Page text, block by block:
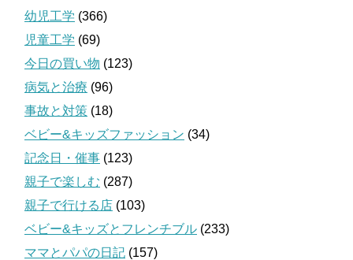
幼児工学 (366)
児童工学 (69)
今日の買い物 (123)
病気と治療 (96)
事故と対策 (18)
ベビー&キッズファッション (34)
記念日・催事 (123)
親子で楽しむ (287)
親子で行ける店 (103)
ベビー&キッズとフレンチブル (233)
ママとパパの日記 (157)